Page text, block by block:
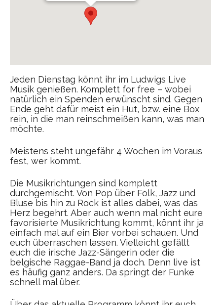
Jeden Dienstag könnt ihr im Ludwigs Live
Musik genießen. Komplett for free – wobei
natürlich ein Spenden erwünscht sind. Gegen
Ende geht dafür meist ein Hut, bzw. eine Box
rein, in die man reinschmeißen kann, was man
möchte.
Meistens steht ungefähr 4 Wochen im Voraus
fest, wer kommt.
Die Musikrichtungen sind komplett
durchgemischt. Von Pop über Folk, Jazz und
Bluse bis hin zu Rock ist alles dabei, was das
Herz begehrt. Aber auch wenn mal nicht eure
favorisierte Musikrichtung kommt, könnt ihr ja
einfach mal auf ein Bier vorbei schauen. Und
euch überraschen lassen. Vielleicht gefällt
euch die irische Jazz-Sängerin oder die
belgische Raggae-Band ja doch. Denn live ist
es häufig ganz anders. Da springt der Funke
schnell mal über.